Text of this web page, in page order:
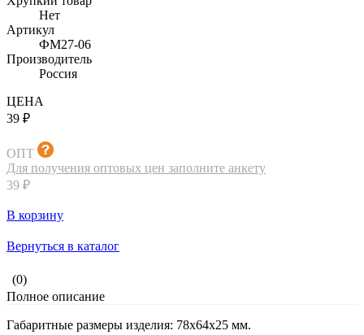
Нет
Артикул
ФМ27-06
Производитель
Россия
ЦЕНА
39 ₽
ОПТ
Для получения оптовых цен заполните анкету
39 ₽
В корзину
Вернуться в каталог
(0)
Полное описание
Габаритные размеры изделия: 78x64x25 мм.